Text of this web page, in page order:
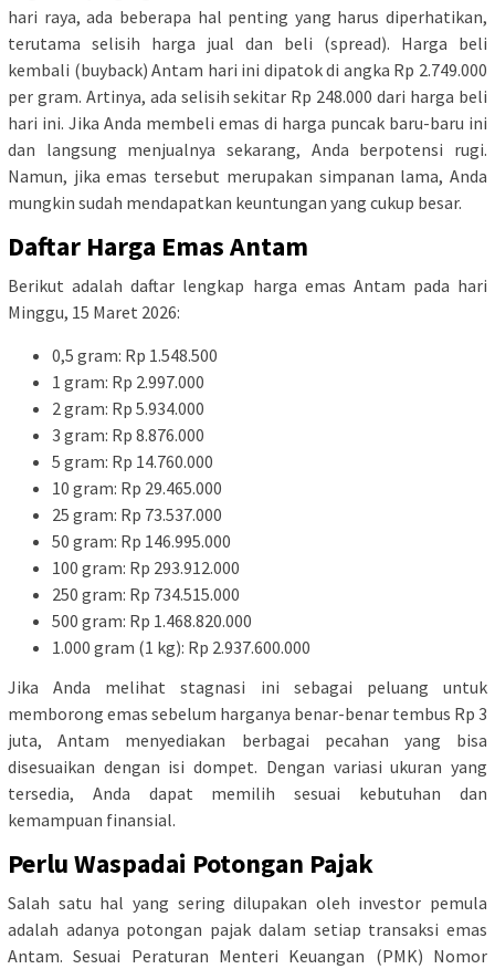
hari raya, ada beberapa hal penting yang harus diperhatikan,
terutama selisih harga jual dan beli (spread). Harga beli
kembali (buyback) Antam hari ini dipatok di angka Rp 2.749.000
per gram. Artinya, ada selisih sekitar Rp 248.000 dari harga beli
hari ini. Jika Anda membeli emas di harga puncak baru-baru ini
dan langsung menjualnya sekarang, Anda berpotensi rugi.
Namun, jika emas tersebut merupakan simpanan lama, Anda
mungkin sudah mendapatkan keuntungan yang cukup besar.
Daftar Harga Emas Antam
Berikut adalah daftar lengkap harga emas Antam pada hari
Minggu, 15 Maret 2026:
0,5 gram: Rp 1.548.500
1 gram: Rp 2.997.000
2 gram: Rp 5.934.000
3 gram: Rp 8.876.000
5 gram: Rp 14.760.000
10 gram: Rp 29.465.000
25 gram: Rp 73.537.000
50 gram: Rp 146.995.000
100 gram: Rp 293.912.000
250 gram: Rp 734.515.000
500 gram: Rp 1.468.820.000
1.000 gram (1 kg): Rp 2.937.600.000
Jika Anda melihat stagnasi ini sebagai peluang untuk
memborong emas sebelum harganya benar-benar tembus Rp 3
juta, Antam menyediakan berbagai pecahan yang bisa
disesuaikan dengan isi dompet. Dengan variasi ukuran yang
tersedia, Anda dapat memilih sesuai kebutuhan dan
kemampuan finansial.
Perlu Waspadai Potongan Pajak
Salah satu hal yang sering dilupakan oleh investor pemula
adalah adanya potongan pajak dalam setiap transaksi emas
Antam. Sesuai Peraturan Menteri Keuangan (PMK) Nomor